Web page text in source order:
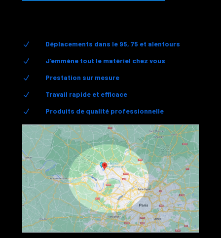
N Déplacements dans le 95, 75 et alentours
N J'emmène tout le matériel chez vous
N Prestation sur mesure
N Travail rapide et efficace
N Produits de qualité professionnelle